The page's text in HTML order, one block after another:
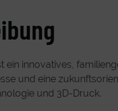
ein innovatives,
und eine
und 3D-Druck.